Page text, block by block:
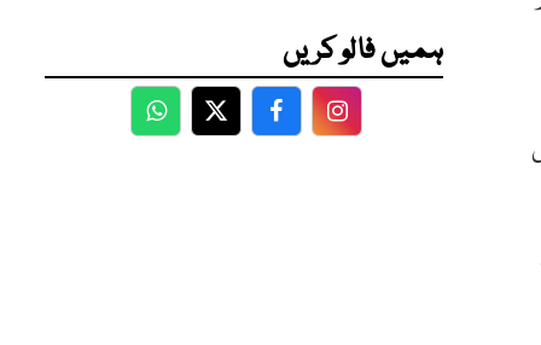
ہمیں فالو کریں
WhatsApp
TwitterFacebookFacebook